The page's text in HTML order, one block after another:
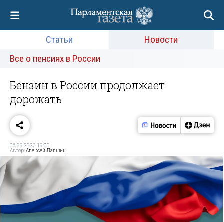
Статьи
Новости
Все о пенсиях в России
Бензин в России продолжает
дорожать
06.09.2023 19:00
Автор:Алексей Лапшин